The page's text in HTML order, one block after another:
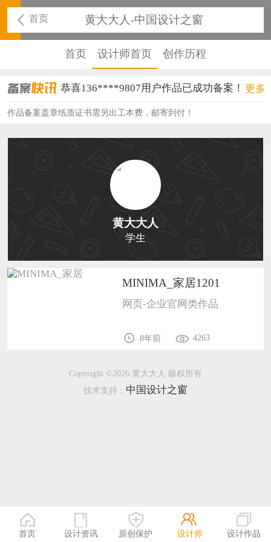
首页 黄大大人-中国设计之窗
首页 设计师首页 创作历程
恭喜136****9807用户作品已成功备案！
恭喜159****4930用户作品已成功备案！
恭喜150****6483用户作品已成功备案！
恭喜131****2473用户作品已成功备案！
恭喜159****4201用户作品已成功备案！
恭喜133****6466用户作品已成功备案！
恭喜131****1475用户作品已成功备案！
恭喜133****8874用户作品已成功备案！
恭喜138****8638用户作品已成功备案！
恭喜133****9020用户作品已成功备案！
更多
作品备案盖章纸质证书需另出工本费，邮寄到付！
黄大大人
学生
MINIMA_家居1201
网页-企业官网类作品
8年前 4263
Copyright ©2026 黄大大人 版权所有
技术支持： 中国设计之窗
首页 设计资讯 原创保护 设计师 设计作品